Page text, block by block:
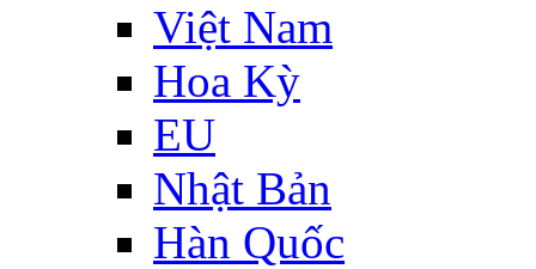
Việt Nam
Hoa Kỳ
EU
Nhật Bản
Hàn Quốc